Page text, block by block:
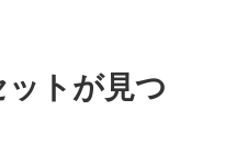
トが見つ